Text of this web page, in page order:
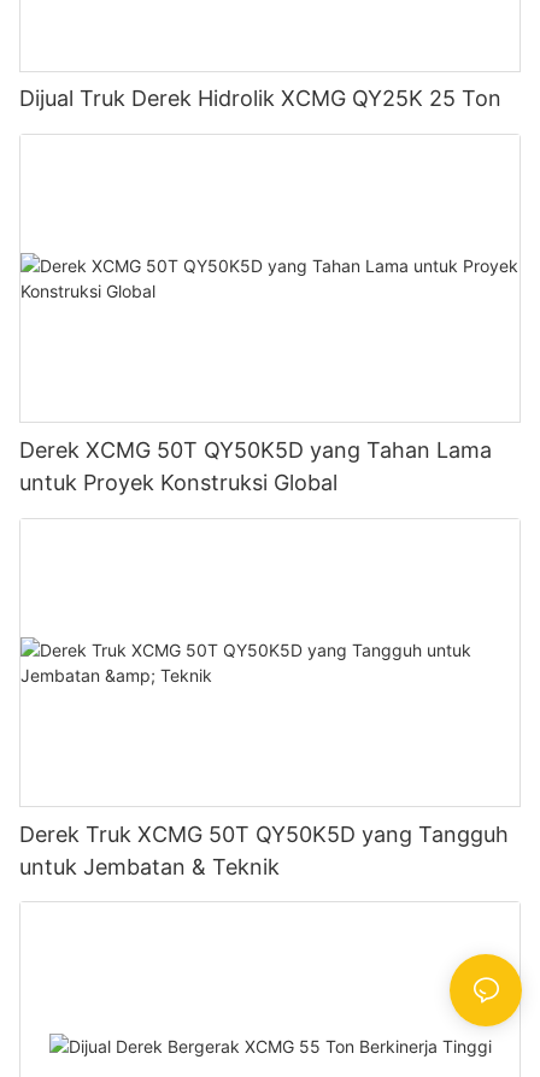
Dijual Truk Derek Hidrolik XCMG QY25K 25 Ton
Derek XCMG 50T QY50K5D yang Tahan Lama
untuk Proyek Konstruksi Global
Derek Truk XCMG 50T QY50K5D yang Tangguh
untuk Jembatan & Teknik